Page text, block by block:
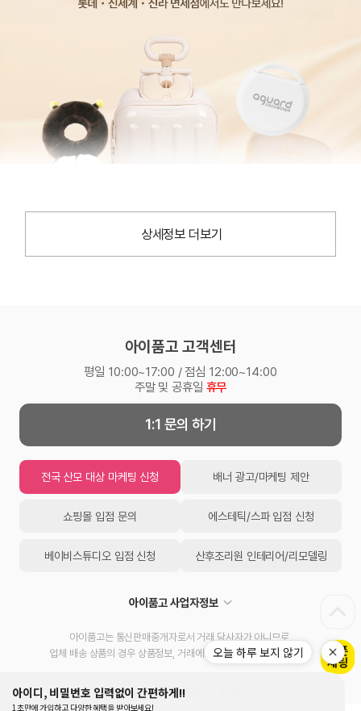
상세정보 더보기
아이품고 고객센터
평일 10:00~17:00 / 점심 12:00~14:00
주말 및 공휴일 휴무
1:1 문의 하기
전국 산모 대상 마케팅 신청 배너 광고/마케팅 제안
쇼핑몰 입점 문의 에스테틱/스파 입점 신청
베이비스튜디오 입점 신청 산후조리원 인테리어/리모델링
아이품고 사업자정보
아이품고는 통신판매중개자로서 거래 당사자가 아니므로,
업체 배송 상품의 경우 상품정보, 거래에 대한 책임을 지지 않습니다.
오늘 하루 보지 않기
아이디, 비밀번호 입력없이 간편하게!!
1초만에 가입하고 다양한 혜택을 받아보세요!